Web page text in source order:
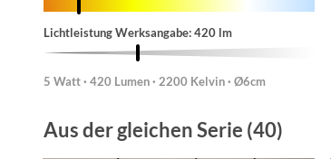
Lichtleistung Werksangabe: 420 lm
5 Watt · 420 Lumen · 2200 Kelvin · Ø6cm
Aus der gleichen Serie (40)